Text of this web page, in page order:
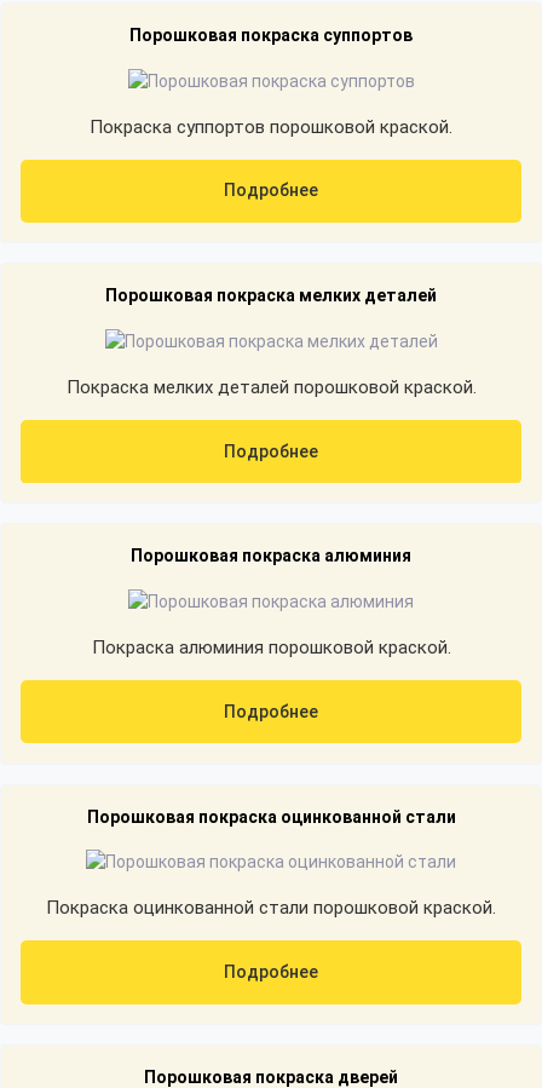
Порошковая покраска суппортов
Покраска суппортов порошковой краской.
Подробнее
Порошковая покраска мелких деталей
Покраска мелких деталей порошковой краской.
Подробнее
Порошковая покраска алюминия
Покраска алюминия порошковой краской.
Подробнее
Порошковая покраска оцинкованной стали
Покраска оцинкованной стали порошковой краской.
Подробнее
Порошковая покраска дверей